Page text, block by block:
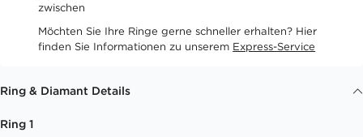
zwischen
Möchten Sie Ihre Ringe gerne schneller erhalten? Hier
finden Sie Informationen zu unserem Express-Service
Ring & Diamant Details
Ring 1